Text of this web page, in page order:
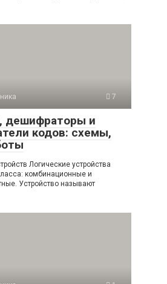
7
дешифраторы и
кодов: схемы,
Логические устройства
комбинационные и
Устройство называют